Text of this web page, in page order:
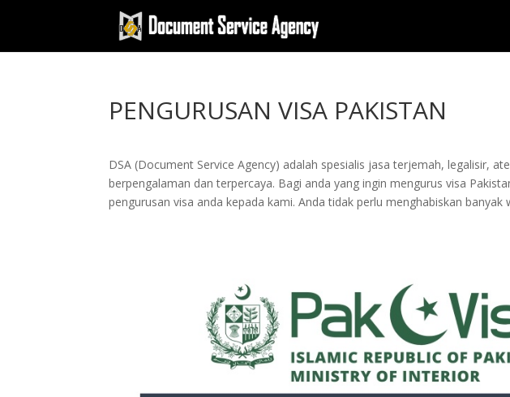
PENGURUSAN VISA PAKISTAN
DSA (Document Service Agency) adalah spesialis jasa terjemah, legalisir,
berpengalaman dan terpercaya. Bagi anda yang ingin mengurus visa
pengurusan visa anda kepada kami. Anda tidak perlu menghabiskan